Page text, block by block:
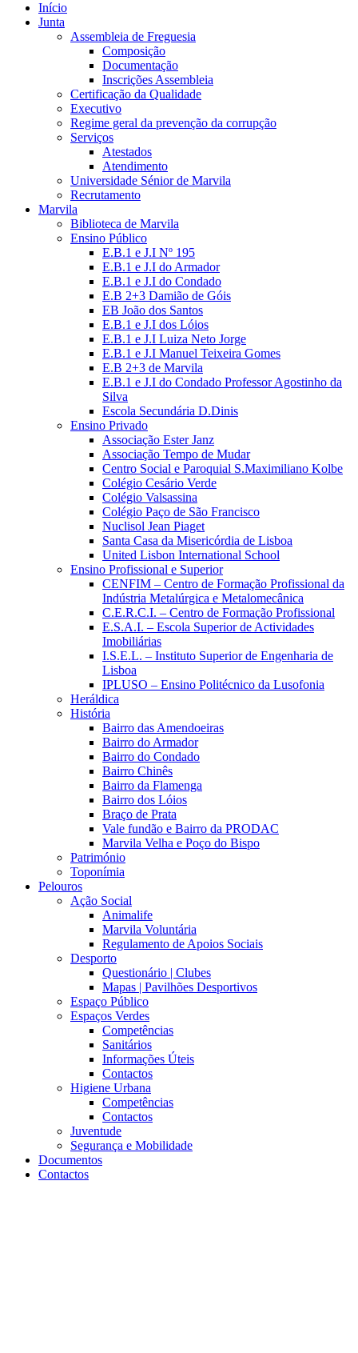
Início
Junta
Assembleia de Freguesia
Composição
Documentação
Inscrições Assembleia
Certificação da Qualidade
Executivo
Regime geral da prevenção da corrupção
Serviços
Atestados
Atendimento
Universidade Sénior de Marvila
Recrutamento
Marvila
Biblioteca de Marvila
Ensino Público
E.B.1 e J.I Nº 195
E.B.1 e J.I do Armador
E.B.1 e J.I do Condado
E.B 2+3 Damião de Góis
EB João dos Santos
E.B.1 e J.I dos Lóios
E.B.1 e J.I Luiza Neto Jorge
E.B.1 e J.I Manuel Teixeira Gomes
E.B 2+3 de Marvila
E.B.1 e J.I do Condado Professor Agostinho da
Silva
Escola Secundária D.Dinis
Ensino Privado
Associação Ester Janz
Associação Tempo de Mudar
Centro Social e Paroquial S.Maximiliano Kolbe
Colégio Cesário Verde
Colégio Valsassina
Colégio Paço de São Francisco
Nuclisol Jean Piaget
Santa Casa da Misericórdia de Lisboa
United Lisbon International School
Ensino Profissional e Superior
CENFIM – Centro de Formação Profissional da
Indústria Metalúrgica e Metalomecânica
C.E.R.C.I. – Centro de Formação Profissional
E.S.A.I. – Escola Superior de Actividades
Imobiliárias
I.S.E.L. – Instituto Superior de Engenharia de
Lisboa
IPLUSO – Ensino Politécnico da Lusofonia
Heráldica
História
Bairro das Amendoeiras
Bairro do Armador
Bairro do Condado
Bairro Chinês
Bairro da Flamenga
Bairro dos Lóios
Braço de Prata
Vale fundão e Bairro da PRODAC
Marvila Velha e Poço do Bispo
Património
Toponímia
Pelouros
Ação Social
Animalife
Marvila Voluntária
Regulamento de Apoios Sociais
Desporto
Questionário | Clubes
Mapas | Pavilhões Desportivos
Espaço Público
Espaços Verdes
Competências
Sanitários
Informações Úteis
Contactos
Higiene Urbana
Competências
Contactos
Juventude
Segurança e Mobilidade
Documentos
Contactos